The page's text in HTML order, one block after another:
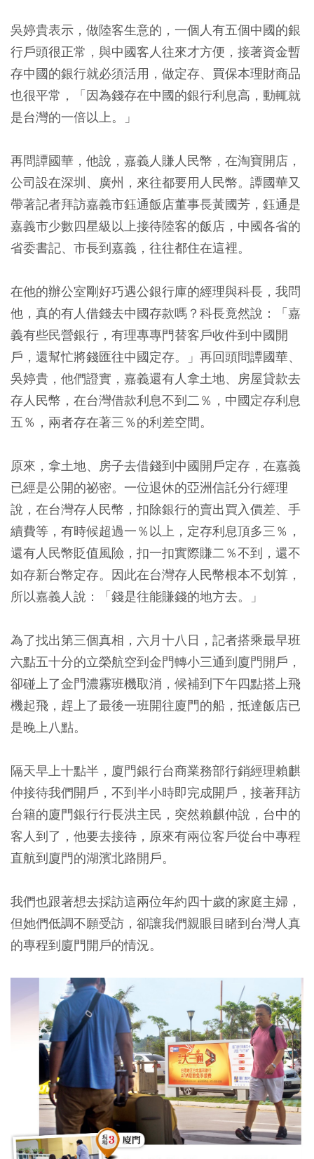
吳婷貴表示，做陸客生意的，一個人有五個中國的銀
行戶頭很正常，與中國客人往來才方便，接著資金暫
存中國的銀行就必須活用，做定存、買保本理財商品
也很平常，「因為錢存在中國的銀行利息高，動輒就
是台灣的一倍以上。」
再問譚國華，他說，嘉義人賺人民幣，在淘寶開店，
公司設在深圳、廣州，來往都要用人民幣。譚國華又
帶著記者拜訪嘉義市鈺通飯店董事長黃國芳，鈺通是
嘉義市少數四星級以上接待陸客的飯店，中國各省的
省委書記、市長到嘉義，往往都住在這裡。
在他的辦公室剛好巧遇公銀行庫的經理與科長，我問
他，真的有人借錢去中國存款嗎？科長竟然說：「嘉
義有些民營銀行，有理專專門替客戶收件到中國開
戶，還幫忙將錢匯往中國定存。」再回頭問譚國華、
吳婷貴，他們證實，嘉義還有人拿土地、房屋貸款去
存人民幣，在台灣借款利息不到二％，中國定存利息
五％，兩者存在著三％的利差空間。
原來，拿土地、房子去借錢到中國開戶定存，在嘉義
已經是公開的祕密。一位退休的亞洲信託分行經理
說，在台灣存人民幣，扣除銀行的賣出買入價差、手
續費等，有時候超過一％以上，定存利息頂多三％，
還有人民幣貶值風險，扣一扣實際賺二％不到，還不
如存新台幣定存。因此在台灣存人民幣根本不划算，
所以嘉義人說：「錢是往能賺錢的地方去。」
為了找出第三個真相，六月十八日，記者搭乘最早班
六點五十分的立榮航空到金門轉小三通到廈門開戶，
卻碰上了金門濃霧班機取消，候補到下午四點搭上飛
機起飛，趕上了最後一班開往廈門的船，抵達飯店已
是晚上八點。
隔天早上十點半，廈門銀行台商業務部行銷經理賴麒
仲接待我們開戶，不到半小時即完成開戶，接著拜訪
台籍的廈門銀行行長洪主民，突然賴麒仲說，台中的
客人到了，他要去接待，原來有兩位客戶從台中專程
直航到廈門的湖濱北路開戶。
我們也跟著想去採訪這兩位年約四十歲的家庭主婦，
但她們低調不願受訪，卻讓我們親眼目睹到台灣人真
的專程到廈門開戶的情況。